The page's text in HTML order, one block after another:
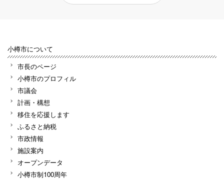
小樽市について
市長のページ
小樽市のプロフィル
市議会
計画・構想
移住を応援します
ふるさと納税
市政情報
施設案内
オープンデータ
小樽市制100周年